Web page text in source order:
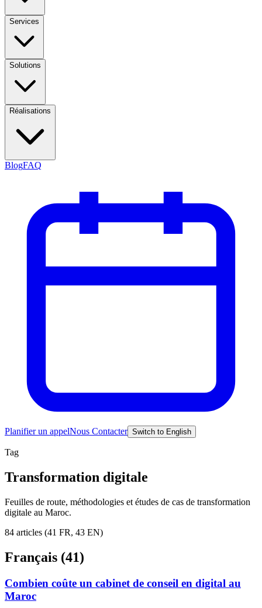
Services
Solutions
Réalisations
BlogFAQ
Planifier un appelNous Contacter Switch to English
Tag
Transformation digitale
Feuilles de route, méthodologies et études de cas de transformation
digitale au Maroc.
84 articles (41 FR, 43 EN)
Français (41)
Combien coûte un cabinet de conseil en digital au
Maroc